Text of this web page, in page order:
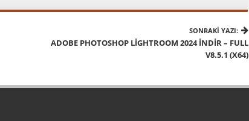
SONRAKI YAZI:
ADOBE PHOTOSHOP LIGHTROOM 2024 İNDIR – FULL
V8.5.1 (X64)